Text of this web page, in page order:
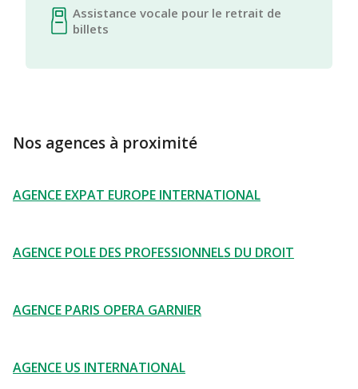
Assistance vocale pour le retrait de
billets
Nos agences à proximité
AGENCE EXPAT EUROPE INTERNATIONAL
AGENCE POLE DES PROFESSIONNELS DU DROIT
AGENCE PARIS OPERA GARNIER
AGENCE US INTERNATIONAL